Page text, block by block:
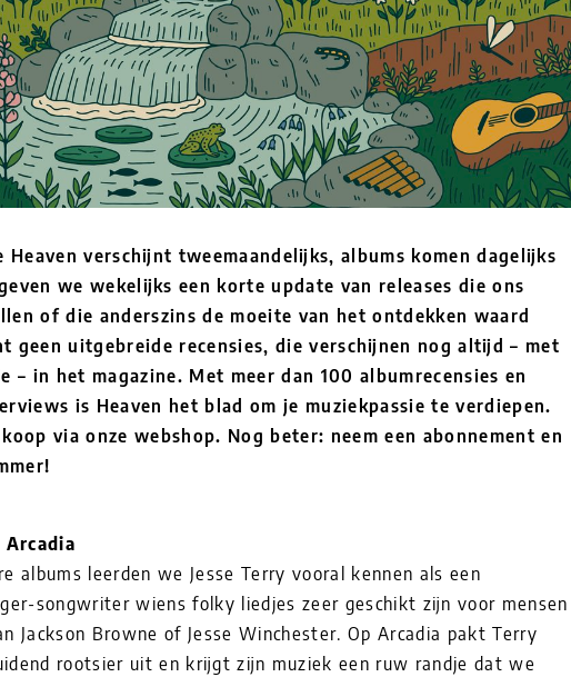
Heaven verschijnt tweemaandelijks, albums komen dagelijks
we wekelijks een korte update van releases die ons
of die anderszins de moeite van het ontdekken waard
geen uitgebreide recensies, die verschijnen nog altijd – met
– in het magazine. Met meer dan 100 albumrecensies en
is Heaven het blad om je muziekpassie te verdiepen.
via onze webshop. Nog beter: neem een abonnement en
Arcadia
albums leerden we Jesse Terry vooral kennen als een
songwriter wiens folky liedjes zeer geschikt zijn voor mensen
Jackson Browne of Jesse Winchester. Op Arcadia pakt Terry
rootsier uit en krijgt zijn muziek een ruw randje dat we